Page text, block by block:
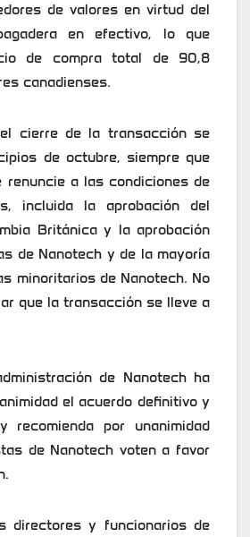
de valores en virtud del
en efectivo, lo que
de compra total de 90,8
canadienses.
cierre de la transacción se
de octubre, siempre que
renuncie a las condiciones de
incluida la aprobación del
Británica y la aprobación
de Nanotech y de la mayoría
minoritarios de Nanotech. No
que la transacción se lleve a
de Nanotech ha
el acuerdo definitivo y
recomienda por unanimidad
de Nanotech voten a favor
directores y funcionarios de